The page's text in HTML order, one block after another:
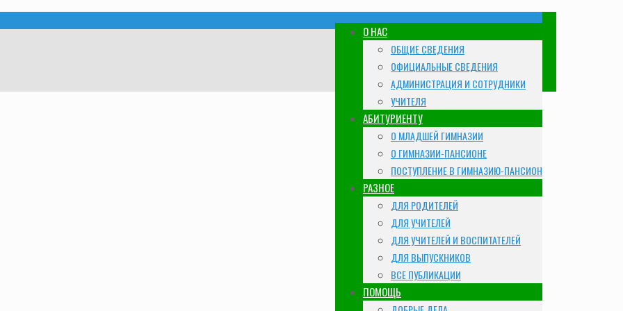
О НАС
ОБЩИЕ СВЕДЕНИЯ
ОФИЦИАЛЬНЫЕ СВЕДЕНИЯ
АДМИНИСТРАЦИЯ И СОТРУДНИКИ
УЧИТЕЛЯ
АБИТУРИЕНТУ
О МЛАДШЕЙ ГИМНАЗИИ
О ГИМНАЗИИ-ПАНСИОНЕ
ПОСТУПЛЕНИЕ В ГИМНАЗИЮ-ПАНСИОН
РАЗНОЕ
ДЛЯ РОДИТЕЛЕЙ
ДЛЯ УЧИТЕЛЕЙ
ДЛЯ УЧИТЕЛЕЙ И ВОСПИТАТЕЛЕЙ
ДЛЯ ВЫПУСКНИКОВ
ВСЕ ПУБЛИКАЦИИ
ПОМОЩЬ